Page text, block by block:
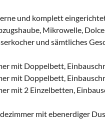
und komplett
Mikrowelle,
und sämtliches
mit Doppelbett,
mit Doppelbett,
mit 2 Einzelbetten,
mit ebenerdiger